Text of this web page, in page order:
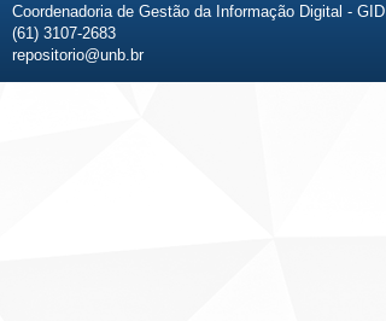
Coordenadoria de Gestão da Informação Digital - GID
(61) 3107-2683
repositorio@unb.br